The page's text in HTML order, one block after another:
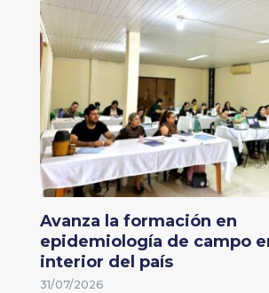
Avanza la formación en
epidemiología de campo
interior del país
31/07/2026